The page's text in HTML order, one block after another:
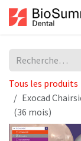
Se rendre au contenu
Tous les produits
Exocad
(36 mois)